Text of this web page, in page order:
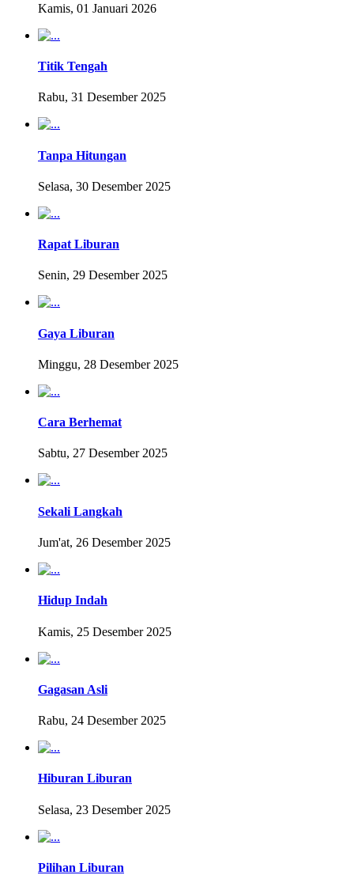
Kamis, 01 Januari 2026
Titik Tengah
Rabu, 31 Desember 2025
Tanpa Hitungan
Selasa, 30 Desember 2025
Rapat Liburan
Senin, 29 Desember 2025
Gaya Liburan
Minggu, 28 Desember 2025
Cara Berhemat
Sabtu, 27 Desember 2025
Sekali Langkah
Jum'at, 26 Desember 2025
Hidup Indah
Kamis, 25 Desember 2025
Gagasan Asli
Rabu, 24 Desember 2025
Hiburan Liburan
Selasa, 23 Desember 2025
Pilihan Liburan